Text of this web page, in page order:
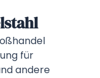
für
andere